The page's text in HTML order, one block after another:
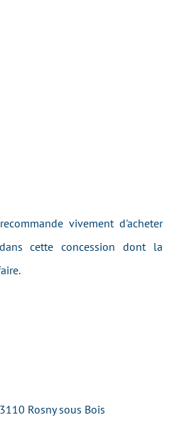
vivement d'acheter
cette concession dont la
Rosny sous Bois